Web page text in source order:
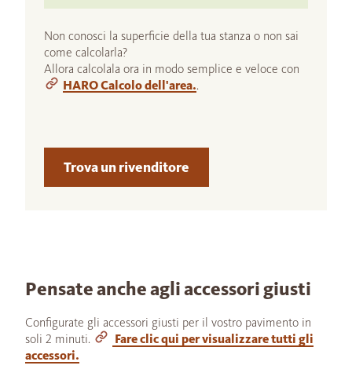
Non conosci la superficie della tua stanza o non sai
come calcolarla?
Allora calcolala ora in modo semplice e veloce con
HARO Calcolo dell'area..
Trova un rivenditore
Pensate anche agli accessori giusti
Configurate gli accessori giusti per il vostro pavimento in
soli 2 minuti.
Fare clic qui per visualizzare tutti gli
accessori.